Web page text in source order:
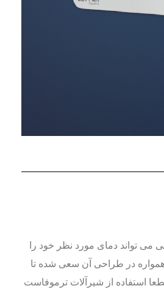
تواند دمای مورد نظر خود را
در طراحی آن سعی شده تا
استفاده از شیرآلات ترموفاست